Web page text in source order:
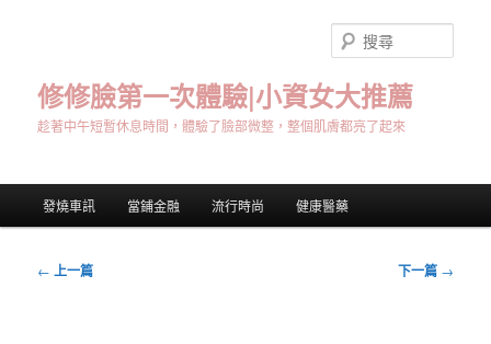
修修臉第一次體驗|小資女大推薦
趁著中午短暫休息時間，體驗了臉部微整，整個肌膚都亮了起來
尋
發燒車訊 當鋪金融 流行時尚 健康醫藥
文
← 上一篇 下一篇 →